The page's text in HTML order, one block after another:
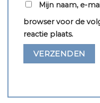
Mijn naam, e-
browser voor de
reactie plaats.